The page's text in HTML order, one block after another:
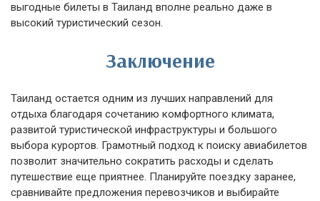
выгодные билеты в Таиланд вполне реально даже в
высокий туристический сезон.
Заключение
Таиланд остается одним из лучших направлений для
отдыха благодаря сочетанию комфортного климата,
развитой туристической инфраструктуры и большого
выбора курортов. Грамотный подход к поиску авиабилетов
позволит значительно сократить расходы и сделать
путешествие еще приятнее. Планируйте поездку заранее,
сравнивайте предложения перевозчиков и выбирайте